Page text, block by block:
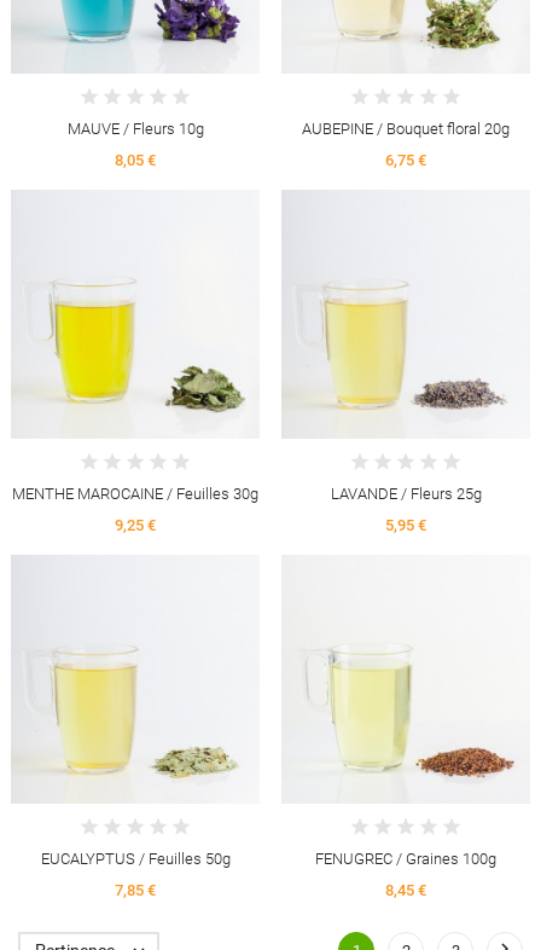
MAUVE / Fleurs 10g
8,05 €
AUBEPINE / Bouquet floral 20g
6,75 €
MENTHE MAROCAINE / Feuilles 30g
9,25 €
LAVANDE / Fleurs 25g
5,95 €
EUCALYPTUS / Feuilles 50g
7,85 €
FENUGREC / Graines 100g
8,45 €